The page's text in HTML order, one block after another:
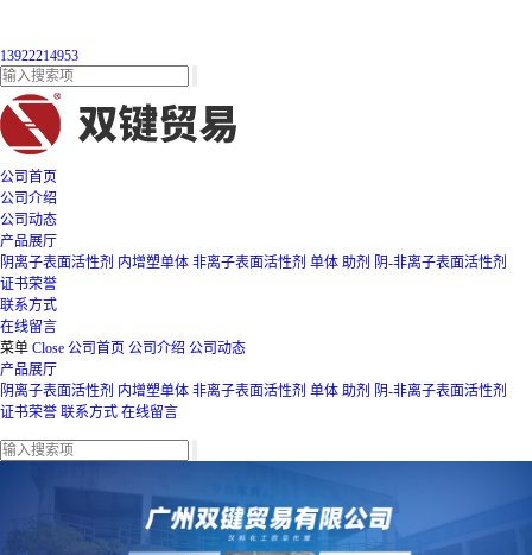
13922214953
公司首页
公司介绍
公司动态
产品展厅
阴离子表面活性剂 内增塑单体 非离子表面活性剂 单体 助剂 阴-非离子表面活性剂
证书荣誉
联系方式
在线留言
菜单 Close 公司首页 公司介绍 公司动态
产品展厅
阴离子表面活性剂 内增塑单体 非离子表面活性剂 单体 助剂 阴-非离子表面活性剂
证书荣誉 联系方式 在线留言